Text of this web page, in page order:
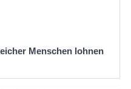
Menschen lohnen